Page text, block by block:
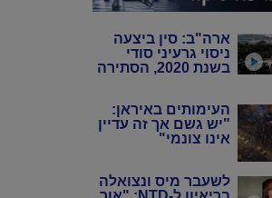
ארה"ב: סין ביצעה
ניסוי גרעיני סודי
בשנת 2020, הסתירה
מערכות הניטור
העימותים באיראן:
"יש גשם אך זה עדיין
אינו צונמי"
לשעבר מיס ונצואלה